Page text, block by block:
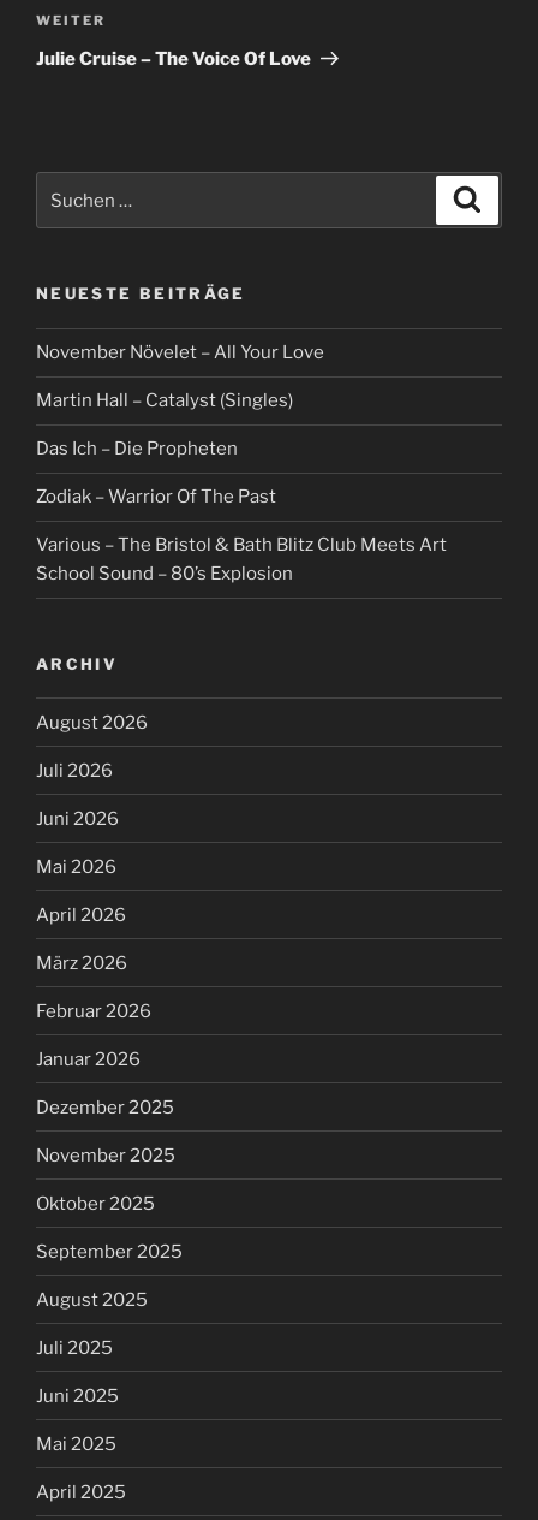
Nächster
Beitrag
WEITER
Julie Cruise – The Voice Of Love
nach:
NEUESTE BEITRÄGE
November Növelet – All Your Love
Martin Hall – Catalyst (Singles)
Das Ich – Die Propheten
Zodiak – Warrior Of The Past
Various – The Bristol & Bath Blitz Club Meets Art
School Sound – 80’s Explosion
ARCHIV
August 2026
Juli 2026
Juni 2026
Mai 2026
April 2026
März 2026
Februar 2026
Januar 2026
Dezember 2025
November 2025
Oktober 2025
September 2025
August 2025
Juli 2025
Juni 2025
Mai 2025
April 2025